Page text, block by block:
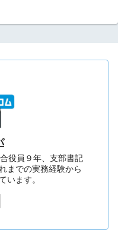
役員９年、支部書記
までの実務経験から
います。